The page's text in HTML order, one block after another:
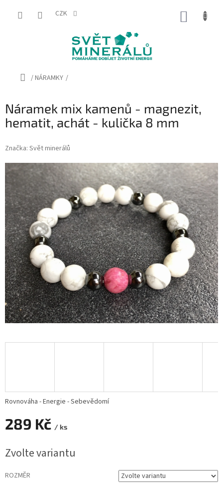
CZK
Domů
/NÁRAMKY /
Náramek mix kamenů - magnezit,
hematit, achát - kulička 8 mm
Značka: Svět minerálů
289 Kč / ks
cena:
Zvolte variantu
ROZMĚR
Rovnováha - Energie - Sebevědomí